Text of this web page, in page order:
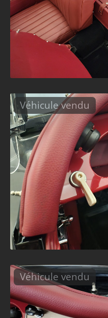
Véhicule vendu
Véhicule vendu